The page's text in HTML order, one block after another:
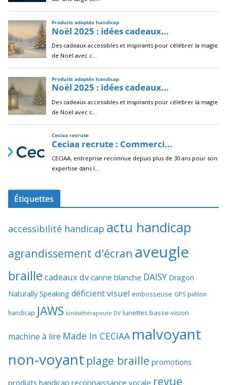
Étiquettes
accessibilité handicap actu handicap
agrandissement d'écran aveugle
braille cadeaux dv canne blanche DAISY Dragon
Naturally Speaking déficient visuel embosseuse GPS piéton
handicap JAWS kinésithérapeute DV lunettes basse-vision
machine à lire Made In CECIAA malvoyant
non-voyant plage braille promotions
produits handicap reconnaissance vocale revue